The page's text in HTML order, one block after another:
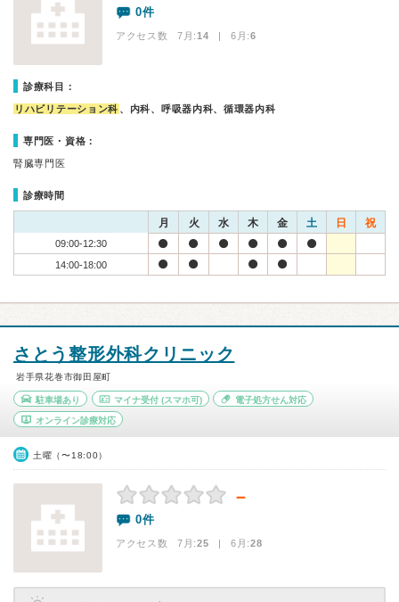
0件
アクセス数 7月:14 | 6月:6
診療科目：
リハビリテーション科 、内科、呼吸器内科、循環器内科
専門医・資格：
腎臓専門医
診療時間
月 火 水 木 金 土 日 祝
09:00-12:30
14:00-18:00
さとう整形外科クリニック
岩手県花巻市御田屋町
駐車場あり マイナ受付(スマホ可) 電子処方せん対応
オンライン診療対応
土曜（〜18:00）
－
0件
アクセス数 7月:25 | 6月:28